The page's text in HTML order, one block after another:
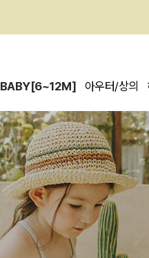
BABY[6~12M] 아우터/상의